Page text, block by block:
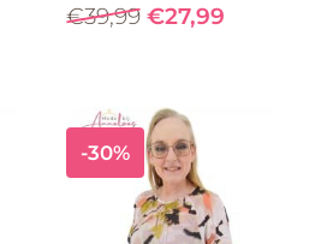
€39,99 €27,99
-30%